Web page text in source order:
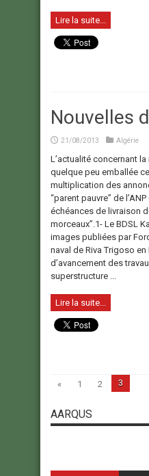
Lire la suite...
Nouvelles
21/08/2013 Algérie
L’actualité concernant
quelque peu emballée
multiplication des
“parent pauvre” de
échéances de livraison
morceaux”.1- Le BDSL
images publiées par
naval de Riva Trigoso en
d’avancement des
superstructure ...
Lire la suite...
« 1 2 3
AARQUS